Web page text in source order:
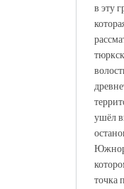
в эту
ушёл
точка